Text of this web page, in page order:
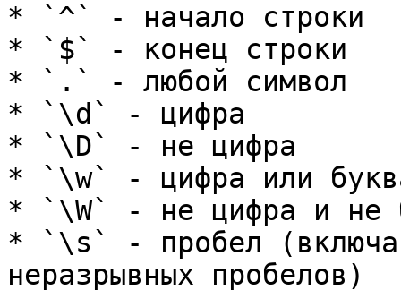
* `^` - начало строки
* `$` - конец строки
* `.` - любой символ
* `\d` - цифра
* `\D` - не цифра
* `\w` - цифра или
* `\W` - не цифра и не
* `\s` - пробел (включая
неразрывных пробелов)